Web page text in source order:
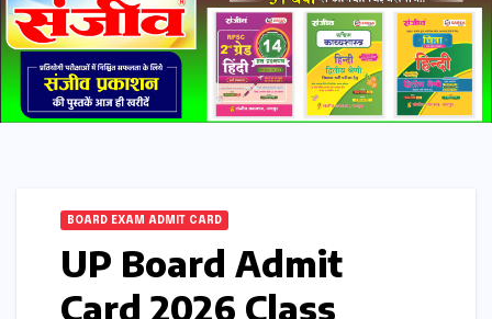
BOARD EXAM ADMIT CARD
UP Board Admit
Card 2026 Class